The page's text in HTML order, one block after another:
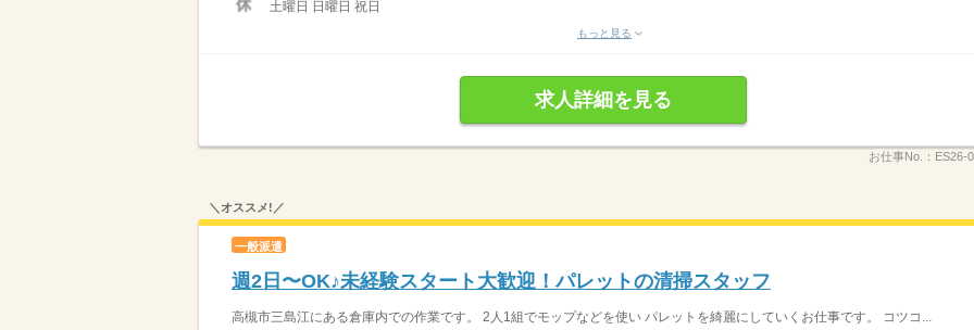
土曜日 日曜日 祝日
もっと見る
求人詳細を見る
お仕事No.： ES26-
＼オススメ!／
一般派遣
週2日〜OK♪未経験スタート大歓迎！パレットの清掃スタッフ
高槻市三島江にある倉庫内での作業です。 2人1組でモップなどを使い パレットを綺麗にしていくお仕事です。 コツコ...